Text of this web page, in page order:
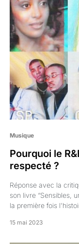
Musique
Pourquoi le
respecté ?
Réponse avec la
son livre “Sensibles,
la première fois
15 mai 2023